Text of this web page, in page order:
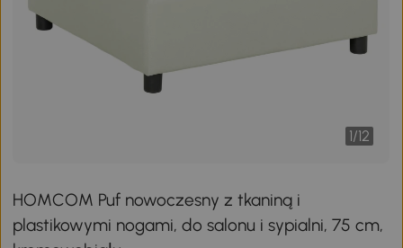
1/12
HOMCOM Puf nowoczesny z tkaniną i
plastikowymi nogami, do salonu i sypialni, 75 cm,